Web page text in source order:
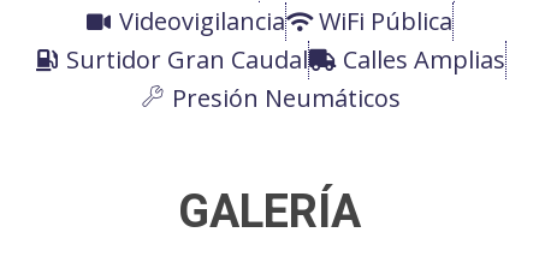
Videovigilancia
WiFi Pública
Surtidor Gran Caudal
Calles Amplias
Presión Neumáticos
GALERÍA